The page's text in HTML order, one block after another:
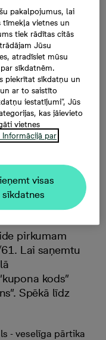
būtu vēl
īpašiem
apkaimē un tās
apliecību.
klāsts
piedāvājuma
ar pakalpojuma
konkrētajā
pirkumam
Lai saņemtu
kods”
Spēkā līdz
- veselīga pārtika
pakalpojumus, lai
vietnes un
tiek rādītas citās
Jūsu
atradīsiet mūsu
sīkdatnēm.
piekrītat sīkdatņu un
ar to saistīto
iestatījumi”, Jūs
kas jāievieto
vietnes
par
visas
sīkdatnes